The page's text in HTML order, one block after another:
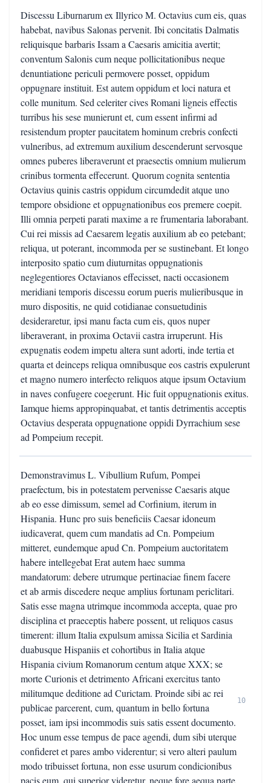
Discessu Liburnarum ex Illyrico M. Octavius cum eis, quas
habebat, navibus Salonas pervenit. Ibi concitatis Dalmatis
reliquisque barbaris Issam a Caesaris amicitia avertit;
conventum Salonis cum neque pollicitationibus neque
denuntiatione periculi permovere posset, oppidum
oppugnare instituit. Est autem oppidum et loci natura et
colle munitum. Sed celeriter cives Romani ligneis effectis
turribus his sese munierunt et, cum essent infirmi ad
resistendum propter paucitatem hominum crebris confecti
vulneribus, ad extremum auxilium descenderunt servosque
omnes puberes liberaverunt et praesectis omnium mulierum
crinibus tormenta effecerunt. Quorum cognita sententia
Octavius quinis castris oppidum circumdedit atque uno
tempore obsidione et oppugnationibus eos premere coepit.
Illi omnia perpeti parati maxime a re frumentaria laborabant.
Cui rei missis ad Caesarem legatis auxilium ab eo petebant;
reliqua, ut poterant, incommoda per se sustinebant. Et longo
interposito spatio cum diuturnitas oppugnationis
neglegentiores Octavianos effecisset, nacti occasionem
meridiani temporis discessu eorum pueris mulieribusque in
muro dispositis, ne quid cotidianae consuetudinis
desideraretur, ipsi manu facta cum eis, quos nuper
liberaverant, in proxima Octavii castra irruperunt. His
expugnatis eodem impetu altera sunt adorti, inde tertia et
quarta et deinceps reliqua omnibusque eos castris expulerunt
et magno numero interfecto reliquos atque ipsum Octavium
in naves confugere coegerunt. Hic fuit oppugnationis exitus.
Iamque hiems appropinquabat, et tantis detrimentis acceptis
Octavius desperata oppugnatione oppidi Dyrrachium sese
ad Pompeium recepit.
Demonstravimus L. Vibullium Rufum, Pompei
praefectum, bis in potestatem pervenisse Caesaris atque
ab eo esse dimissum, semel ad Corfinium, iterum in
Hispania. Hunc pro suis beneficiis Caesar idoneum
iudicaverat, quem cum mandatis ad Cn. Pompeium
mitteret, eundemque apud Cn. Pompeium auctoritatem
habere intellegebat Erat autem haec summa
mandatorum: debere utrumque pertinaciae finem facere
et ab armis discedere neque amplius fortunam periclitari.
Satis esse magna utrimque incommoda accepta, quae pro
disciplina et praeceptis habere possent, ut reliquos casus
timerent: illum Italia expulsum amissa Sicilia et Sardinia
duabusque Hispaniis et cohortibus in Italia atque
Hispania civium Romanorum centum atque XXX; se
morte Curionis et detrimento Africani exercitus tanto
militumque deditione ad Curictam. Proinde sibi ac rei
publicae parcerent, cum, quantum in bello fortuna
posset, iam ipsi incommodis suis satis essent documento.
Hoc unum esse tempus de pace agendi, dum sibi uterque
confideret et pares ambo viderentur; si vero alteri paulum
modo tribuisset fortuna, non esse usurum condicionibus
pacis eum, qui superior videretur, neque fore aequa parte
10